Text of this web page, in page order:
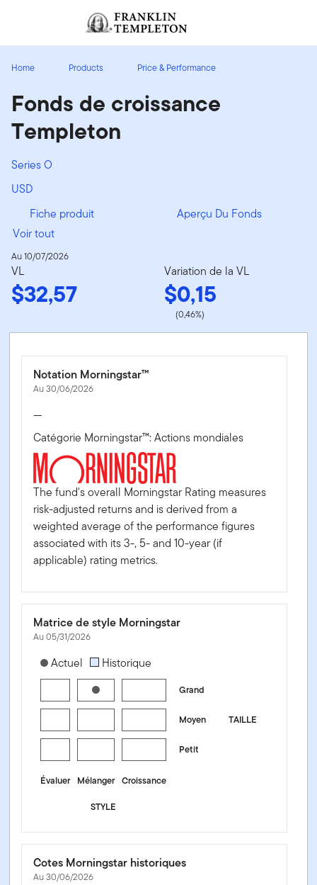
Header menu toggle
Ouverture de session
Home Products Price & Performance
Fonds de croissance
Templeton
Series O
USD
Fiche produit
Aperçu Du Fonds
Voir tout
Au 10/07/2026
VL
$32,57
Variation de la VL
$0,15
(0,46%)
Notation Morningstar™
Au 30/06/2026
—
Catégorie Morningstar™: Actions mondiales
The fund's overall Morningstar Rating measures
risk-adjusted returns and is derived from a
weighted average of the performance figures
associated with its 3-, 5- and 10-year (if
applicable) rating metrics.
Matrice de style Morningstar
Au 05/31/2026
[products.morningstar-stylebox-title-sr-equity]
Actuel Historique
Grand
TAILLE
Moyen
Petit
Évaluer Mélanger Croissance
STYLE
Cotes Morningstar historiques
Au 30/06/2026